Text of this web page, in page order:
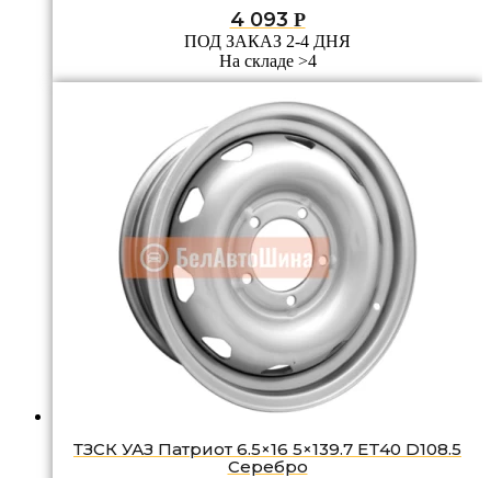
4 093 Р
ПОД ЗАКАЗ 2-4 ДНЯ
На складе >4
ТЗСК УАЗ Патриот 6.5×16 5×139.7 ET40 D108.5
Серебро